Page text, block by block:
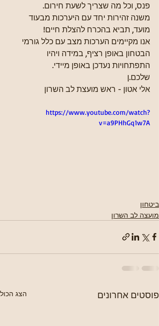
פנס, וכל מה שצריך לשעת חירום.
משנה זהירות יחד עם היערכות מבעוד
מועד, תביא בהכרח להצלת חיים!
אנו מקיימים הערכות מצב עם כלל גורמי
הבטחון באופן רציף, במידה ויהיו
התפתחויות נעדכן באופן מיידי.
שלכם.ן
אלי אטון - ראש מועצת לב השרון
https://www.youtube.com/watch?
v=a9PHhGq1w7A
ביטחון
מועצה לב השרון
פוסטים אחרונים הצג הכול